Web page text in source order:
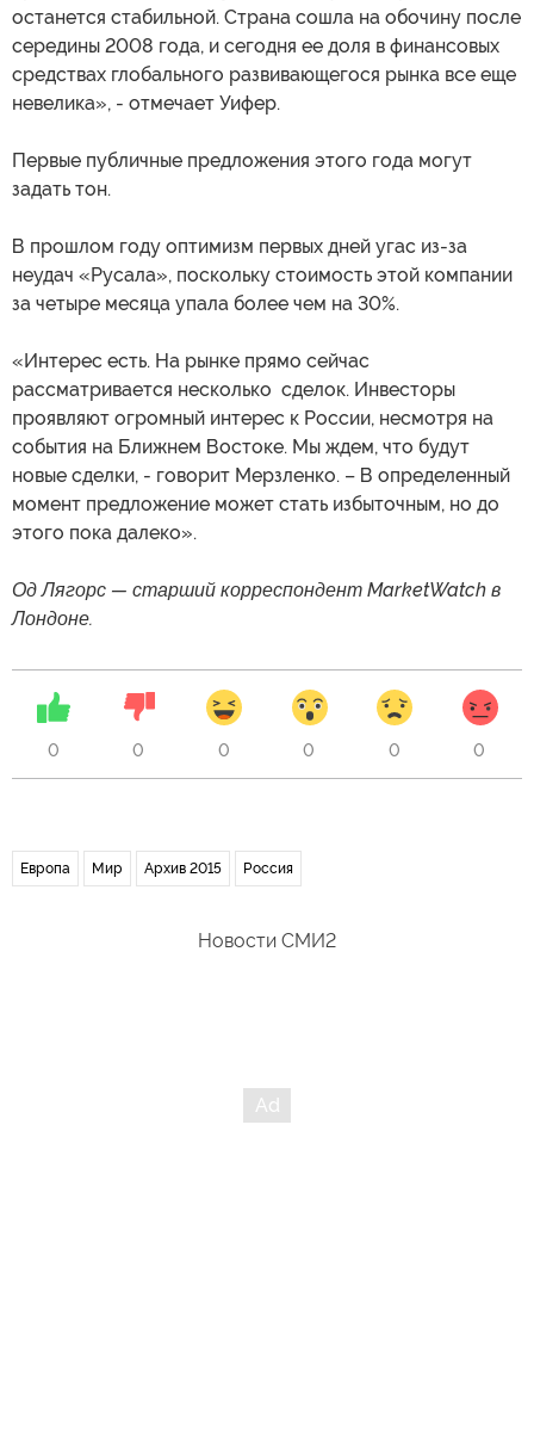
останется стабильной. Страна сошла на обочину после
середины 2008 года, и сегодня ее доля в финансовых
средствах глобального развивающегося рынка все еще
невелика», - отмечает Уифер.
Первые публичные предложения этого года могут
задать тон.
В прошлом году оптимизм первых дней угас из-за
неудач «Русала», поскольку стоимость этой компании
за четыре месяца упала более чем на 30%.
«Интерес есть. На рынке прямо сейчас
рассматривается несколько сделок. Инвесторы
проявляют огромный интерес к России, несмотря на
события на Ближнем Востоке. Мы ждем, что будут
новые сделки, - говорит Мерзленко. – В определенный
момент предложение может стать избыточным, но до
этого пока далеко».
Од Лягорс — старший корреспондент MarketWatch в
Лондоне.
0 0 0 0 0 0
Европа Мир Архив 2015 Россия
Новости СМИ2